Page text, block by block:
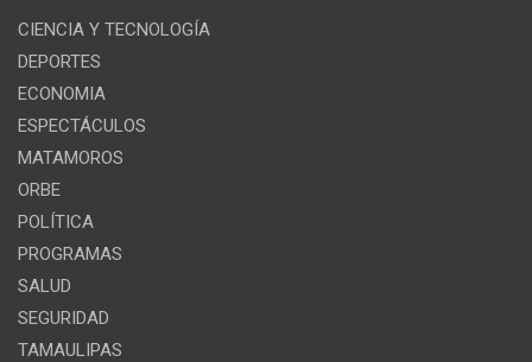
CIENCIA Y TECNOLOGÍA
DEPORTES
ECONOMIA
ESPECTÁCULOS
MATAMOROS
ORBE
POLÍTICA
PROGRAMAS
SALUD
SEGURIDAD
TAMAULIPAS